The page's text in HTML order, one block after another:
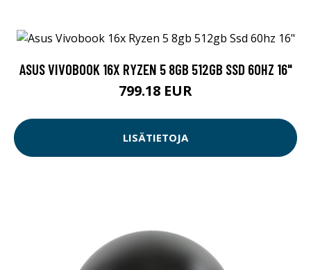
ASUS VIVOBOOK 16X RYZEN 5 8GB 512GB SSD 60HZ 16"
799.18 EUR
LISÄTIETOJA